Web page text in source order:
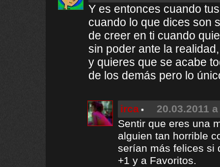
Y es entonces cuando
cuando lo que dices son
de creer en ti cuando
sin poder ante la
y quieres que se acabe
de los demás pero lo
irca
20.03.2011
Sentir que eres una
alguien tan horrible
serían más felices si
+1 y a Favoritos.